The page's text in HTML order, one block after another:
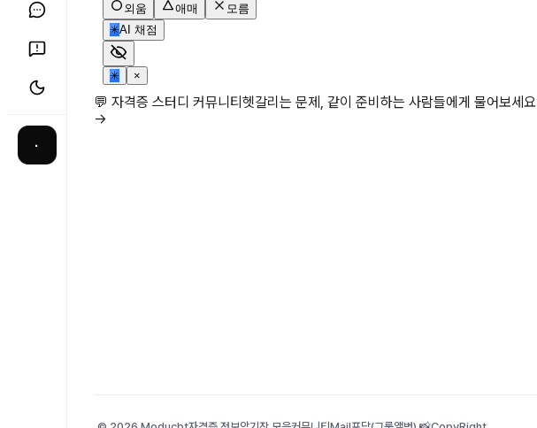
·
외움
애매
모름
✳AI 채점
✳ ×
💬 자격증 스터디 커뮤니티헷갈리는 문제, 같이 준비하는 사람들에게 물어보세요
→